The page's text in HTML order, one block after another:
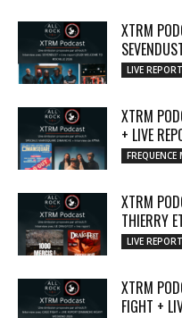
XTRM
LIVE REPORT
XTRM
+ LIVE
FREQUENCE
XTRM
THIERRY
LIVE REPORT
XTRM
FIGHT +